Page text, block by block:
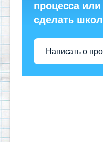
процесса или
сделать
Написать о